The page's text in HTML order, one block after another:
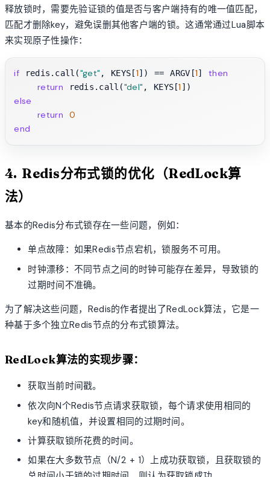
释放锁时，需要先验证锁的值是否与客户端持有的唯一值匹配，
匹配才删除key，避免误删其他客户端的锁。这通常通过Lua脚本
来实现原子性操作：
if redis.call("get" , KEYS[1]) == ARGV[1] then
return redis.call("del" , KEYS[1
else
return
0
end
4. Redis分布式锁的优化（RedLock算
法）
基本的Redis分布式锁存在一些问题，例如：
单点故障：如果Redis节点宕机，锁服务不可用。
时钟漂移：不同节点之间的时钟可能存在差异，导致锁的
过期时间不准确。
为了解决这些问题，Redis的作者提出了RedLock算法，它是一
种基于多个独立Redis节点的分布式锁算法。
RedLock算法的实现步骤：
获取当前时间戳。
依次向N个Redis节点请求获取锁，每个请求使用相同的
key和随机值，并设置相同的过期时间。
计算获取锁所花费的时间。
如果在大多数节点（N/2 + 1）上成功获取锁，且获取锁的